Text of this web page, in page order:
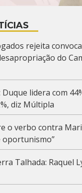
rejeita
do
lidera com
diz Múltipla
o verbo contra
oportunismo”
Talhada: Raquel